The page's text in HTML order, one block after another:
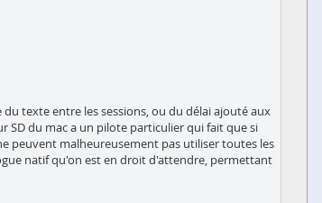
texte entre les sessions, ou du délai ajouté aux
SD du mac a un pilote particulier qui fait que si
peuvent malheureusement pas utiliser toutes les
natif qu'on est en droit d'attendre, permettant